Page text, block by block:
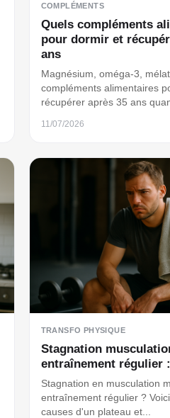
COMPLÉMENTS
Quels compléments
pour dormir et
ans
Magnésium, oméga-3,
compléments alimentaires
récupérer après 35 ans
11/07/2026
TRANSFO PHYSIQUE
Stagnation
entraînement régulier
Stagnation en musculation
entraînement régulier ?
causes d'un plateau et...